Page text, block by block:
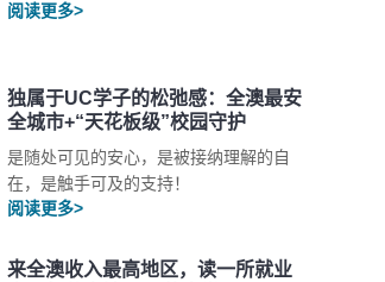
阅读更多>
独属于UC学子的松弛感：全澳最安
全城市+“天花板级”校园守护
是随处可见的安心，是被接纳理解的自
在，是触手可及的支持！
阅读更多>
来全澳收入最高地区，读一所就业